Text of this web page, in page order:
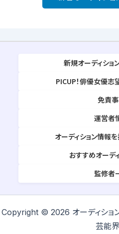
新規オーディショ
PICUP！俳優女優志
免責
運営者
オーディション情報
おすすめオーデ
監修者
Copyright © 2026 オーディション
芸能